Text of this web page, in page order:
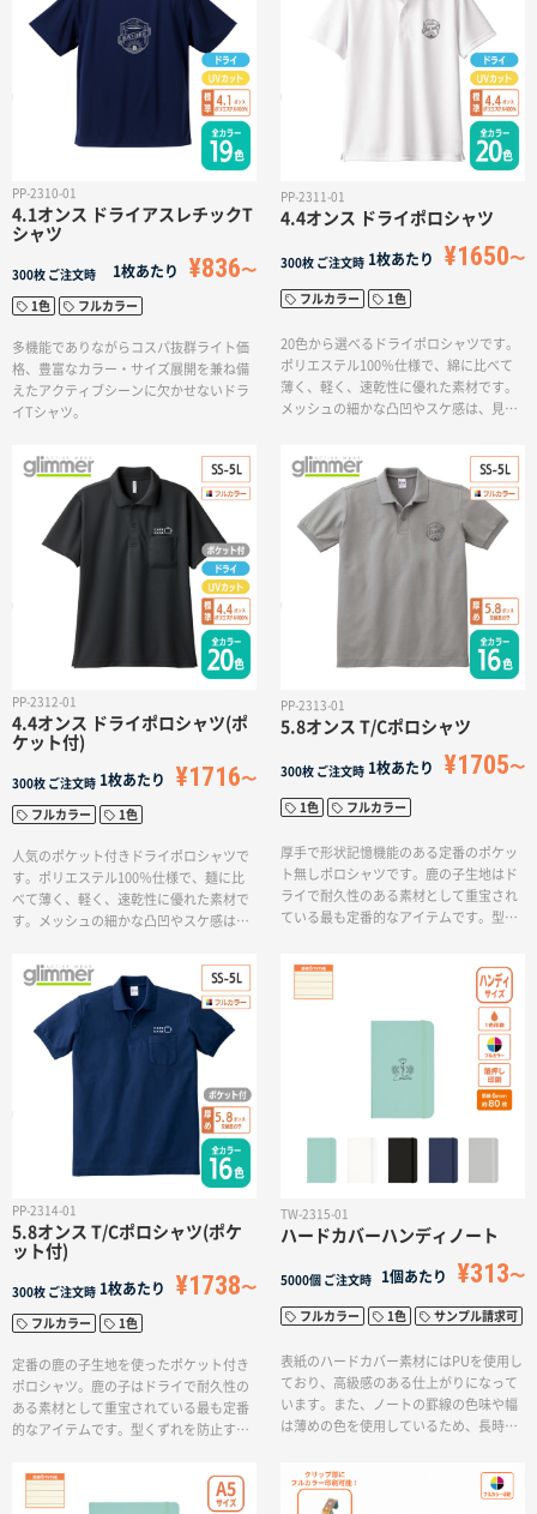
PP-2310-01
4.1オンス ドライアスレチックT
シャツ
300枚 ご注文時 1枚あたり ¥836
1色 フルカラー
多機能でありながらコスパ抜群ライト価
格、豊富なカラー・サイズ展開を兼ね備
えたアクティブシーンに欠かせないドラ
イTシャツ。
PP-2311-01
4.4オンス ドライポロシャツ
300枚 ご注文時 1枚あたり ¥1650
フルカラー 1色
20色から選べるドライポロシャツです。
ポリエステル100％仕様で、綿に比べて
薄く、軽く、速乾性に優れた素材です。
メッシュの細かな凸凹やスケ感は、見た
PP-2312-01
4.4オンス ドライポロシャツ(ポ
ケット付)
300枚 ご注文時 1枚あたり ¥1716
フルカラー 1色
人気のポケット付きドライポロシャツで
す。ポリエステル100％仕様で、麺に比
べて薄く、軽く、速乾性に優れた素材で
す。メッシュの細かな凸凹やスケ感は、
自慢です。20色から選べる豊富なカラー
バリエーションでスポーツシーンはもち
ろん、チームウェアや夏場のデイリーウ
ェアにピッタリです！
PP-2313-01
5.8オンス T/Cポロシャツ
300枚 ご注文時 1枚あたり ¥1705
1色 フルカラー
厚手で形状記憶機能のある定番のポケッ
ト無しポロシャツです。鹿の子生地はド
ライで耐久性のある素材として重宝され
ている最も定番的なアイテムです。型く
ポケット付きT/Cポロシャツです。
PP-2314-01
5.8オンス T/Cポロシャツ(ポケ
ット付)
300枚 ご注文時 1枚あたり ¥1738
フルカラー 1色
定番の鹿の子生地を使ったポケット付き
ポロシャツ。鹿の子はドライで耐久性の
ある素材として重宝されている最も定番
的なアイテムです。型くずれを防止する
ーンにでも清潔感を保つポケット付き
T/Cポロシャツです。
TW-2315-01
ハードカバーハンディノート
5000個 ご注文時 1個あたり ¥313
フルカラー 1色 サンプル請求可
表紙のハードカバー素材にはPUを使用し
ており、高級感のある仕上がりになって
います。また、ノートの罫線の色味や幅
は薄めの色を使用しているため、長時間
ワイト、ブラック、ネイビーの定番カラ
ーに加えて新たにスモークブルー、グレ